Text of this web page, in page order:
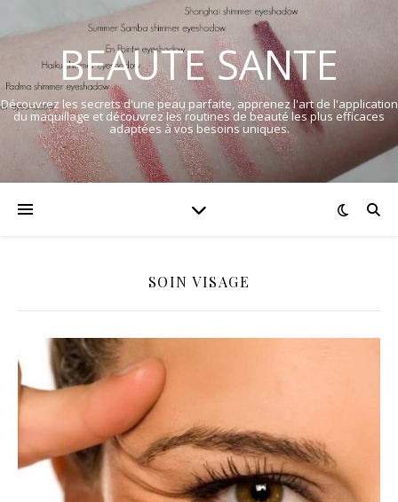
BEAUTE SANTE
Découvrez les secrets d'une peau parfaite, apprenez l'art de l'application
du maquillage et découvrez les routines de beauté les plus efficaces
adaptées à vos besoins uniques.
SOIN VISAGE